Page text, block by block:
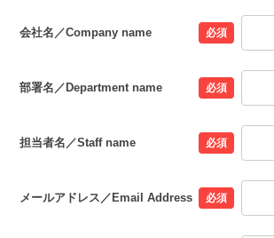
会社名／Company name 必須
部署名／Department name 必須
担当者名／Staff name 必須
メールアドレス／Email Address 必須